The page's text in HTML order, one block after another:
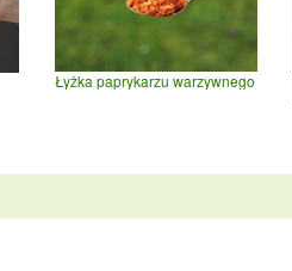
Łyżka paprykarzu warzywnego